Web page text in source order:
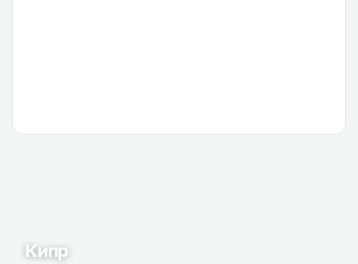
Кипр